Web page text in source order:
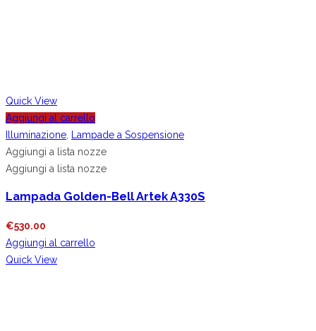
Quick View
Aggiungi al carrello
Illuminazione
Lampade a Sospensione
Aggiungi a lista nozze
Aggiungi a lista nozze
Lampada Golden-Bell Artek A330S
€530.00
Aggiungi al carrello
Quick View